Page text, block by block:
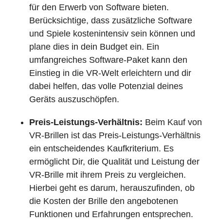
für den Erwerb von Software bieten.
Berücksichtige, dass zusätzliche Software
und Spiele kostenintensiv sein können und
plane dies in dein Budget ein. Ein
umfangreiches Software-Paket kann den
Einstieg in die VR-Welt erleichtern und dir
dabei helfen, das volle Potenzial deines
Geräts auszuschöpfen.
Preis-Leistungs-Verhältnis: Beim Kauf von
VR-Brillen ist das Preis-Leistungs-Verhältnis
ein entscheidendes Kaufkriterium. Es
ermöglicht Dir, die Qualität und Leistung der
VR-Brille mit ihrem Preis zu vergleichen.
Hierbei geht es darum, herauszufinden, ob
die Kosten der Brille den angebotenen
Funktionen und Erfahrungen entsprechen.